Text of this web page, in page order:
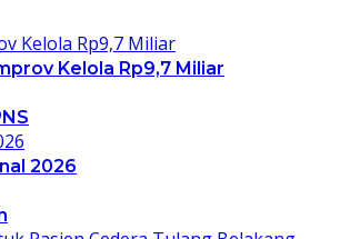
Kelola Rp9,7 Miliar
2026